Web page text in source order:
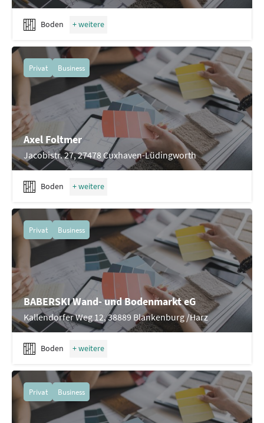
Boden
Axel Foltmer
Jacobistr. 27, 27478 Cuxhaven-Lüdingworth
Privat Business
Boden
BABERSKI Wand- und Bodenmarkt eG
Kallendorfer Weg 12, 38889 Blankenburg /Harz
Privat Business
Boden
Privat Business